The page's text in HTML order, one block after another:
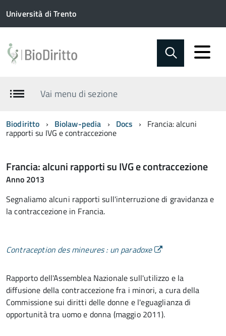
Università di Trento
Vai menu di sezione
Biodiritto Biolaw-pedia Docs Francia: alcuni
rapporti su IVG e contraccezione
Francia: alcuni rapporti su IVG e contraccezione
Anno 2013
Segnaliamo alcuni rapporti sull'interruzione di gravidanza e
la contraccezione in Francia.
Contraception des mineures : un paradoxe
Rapporto dell'Assemblea Nazionale sull'utilizzo e la
diffusione della contraccezione fra i minori, a cura della
Commissione sui diritti delle donne e l'eguaglianza di
opportunità tra uomo e donna (maggio 2011).